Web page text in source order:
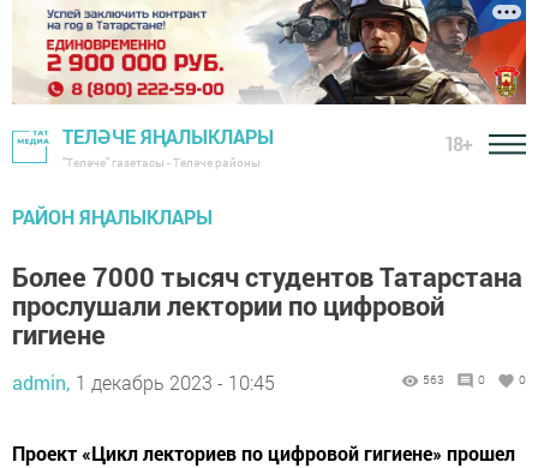
ТЕЛӘЧЕ ЯҢАЛЫКЛАРЫ
"Теләче" газетасы - Теләче районы
18+
РАЙОН ЯҢАЛЫКЛАРЫ
Более 7000 тысяч студентов Татарстана
прослушали лектории по цифровой
гигиене
admin, 1 декабрь 2023 - 10:45 563 0 0
Проект «Цикл лекториев по цифровой гигиене» прошел